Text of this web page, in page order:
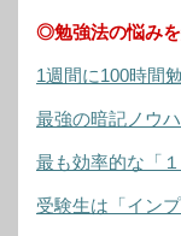
◎勉強法の悩み
1週間に100時間
最強の暗記ノウ
最も効率的な「
受験生は「イン